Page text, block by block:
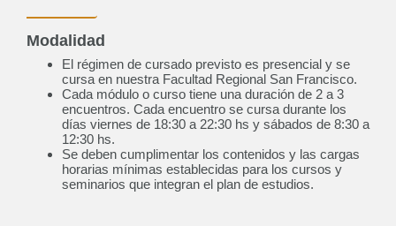
Modalidad
El régimen de cursado previsto es presencial y se
cursa en nuestra Facultad Regional San Francisco.
Cada módulo o curso tiene una duración de 2 a 3
encuentros. Cada encuentro se cursa durante los
días viernes de 18:30 a 22:30 hs y sábados de 8:30 a
12:30 hs.
Se deben cumplimentar los contenidos y las cargas
horarias mínimas establecidas para los cursos y
seminarios que integran el plan de estudios.
Ingeniería Electrónica
Próximamente
Ingeniería Electromecánica
Próximamente